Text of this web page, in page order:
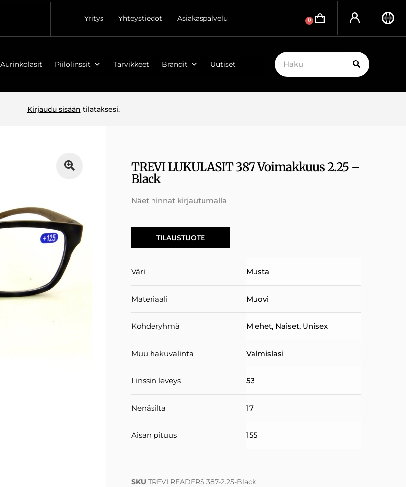
Yritys Yhteystiedot Asiakaspalvelu 0
Aurinkolasit Piilolinssit Tarvikkeet Brändit Uutiset
Kirjaudu sisään tilataksesi.
TREVI LUKULASIT 387 Voimakkuus 2.25 –
Black
Näet hinnat kirjautumalla
TILAUSTUOTE
Väri Musta
Materiaali Muovi
Kohderyhmä Miehet, Naiset, Unisex
Muu hakuvalinta Valmislasi
Linssin leveys 53
Nenäsilta 17
Aisan pituus 155
SKUTREVI READERS 387-2.25-Black